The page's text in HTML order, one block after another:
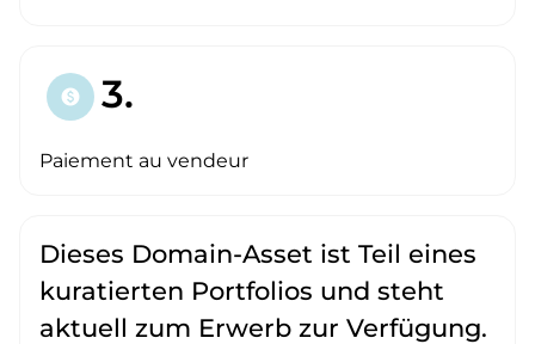
paid 3.
Paiement au vendeur
Dieses Domain-Asset ist Teil eines
kuratierten Portfolios und steht
aktuell zum Erwerb zur Verfügung.